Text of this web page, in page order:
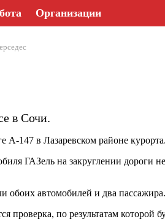
Организации
в Сочи.
А-147 в Лазаревском районе курорта.
ГАЗель на закруглении дороги
обоих автомобилей и два пассажира.
по результатам которой